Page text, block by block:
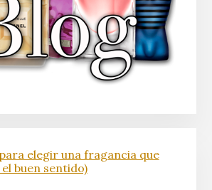
elegir una fragancia que
buen sentido)